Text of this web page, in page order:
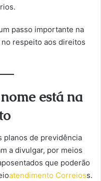
passo importante na
respeito aos direitos
está na
planos de previdência
a divulgar, por meios
que poderão
atendimento Correioss.